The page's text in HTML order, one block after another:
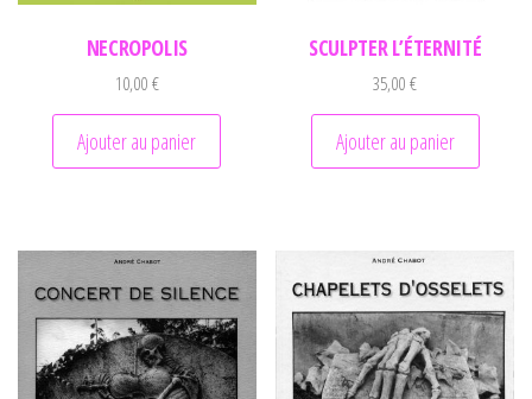
NECROPOLIS
10,00€
Ajouter au panier
SCULPTER L’ÉTERNITÉ
35,00€
Ajouter au panier